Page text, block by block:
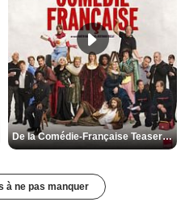
De la Comédie-Française Teaser VF
à ne pas manquer